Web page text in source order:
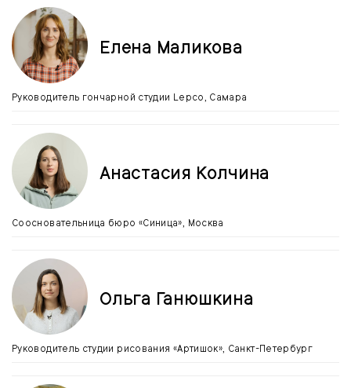
Елена Маликова
Руководитель гончарной студии Lepco, Самара
Анастасия Колчина
Соосновательница бюро «Синица», Москва
Ольга Ганюшкина
Руководитель студии рисования «Артишок», Санкт-Петербург